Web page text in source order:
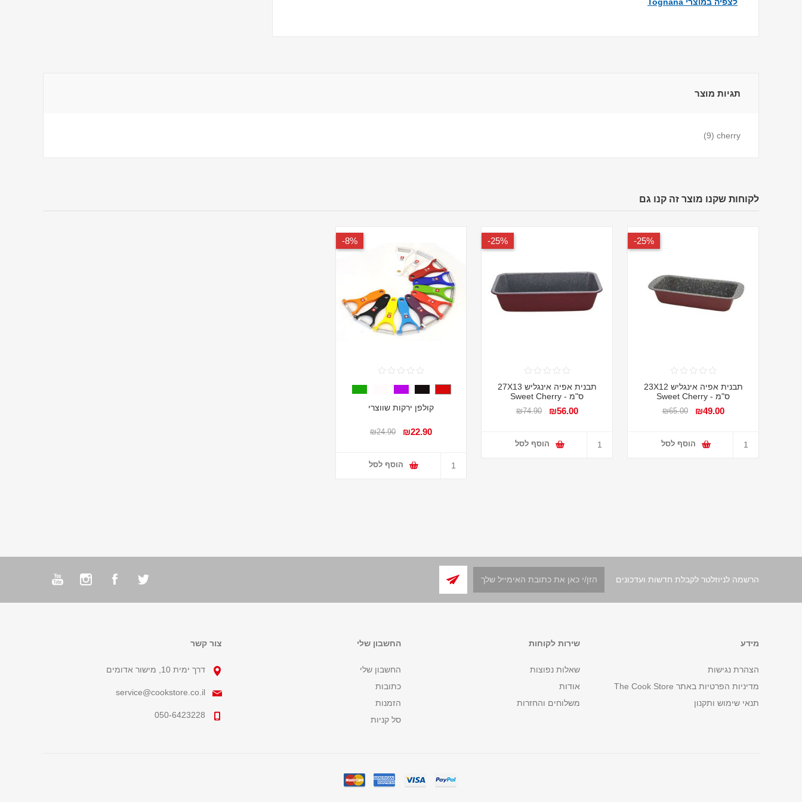
תגיות מוצר
cherry
(9)
לקוחות שקנו מוצר זה קנו גם
25%-
תבנית אפיה אינגליש 23X12
ס"מ - Sweet Cherry
₪49.00
₪65.00
הוסף לסל
25%-
תבנית אפיה אינגליש 27X13
ס"מ - Sweet Cherry
₪56.00
₪74.90
הוסף לסל
8%-
קולפן ירקות שווצרי
₪22.90
₪24.90
הוסף לסל
הרשמה לניוזלטר לקבלת חדשות ועדכונים
מידע
הצהרת נגישות
מדיניות הפרטיות באתר The Cook Store
תנאי שימוש ותקנון
שירות לקוחות
שאלות נפוצות
אודות
משלוחים והחזרות
החשבון שלי
החשבון שלי
כתובות
הזמנות
סל קניות
צור קשר
דרך ימית 10, מישור אדומים
service@cookstore.co.il
050-6423228